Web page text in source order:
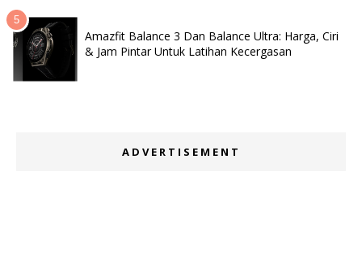
Amazfit Balance 3 Dan Balance Ultra: Harga, Ciri
& Jam Pintar Untuk Latihan Kecergasan
ADVERTISEMENT